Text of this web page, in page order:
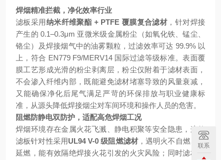
焊烟精准拦截，净化效率行业
滤板采用纳米纤维聚酯 + PTFE 覆膜复合滤材 ，针对焊接
产生的 0.1–0.3μm 亚微米级金属粉尘（如氧化铁、锰尘、
铬尘）及焊接烟气中的油雾颗粒，过滤效率可达 99.9% 以
上，符合 EN779 F9/MERV14 国际过滤等级标准。表面覆
膜工艺形成光滑的粉尘剥离层，粉尘仅附着于滤材表面，
不会渗入纤维内部，既能避免滤材堵塞导致的风量衰减，
又能确保净化后尾气满足严苛的环保排放与职业健康标
准，从源头降低焊接烟尘对车间环境和操作人员的危害。
阻燃防静电双防护，适配高危焊烟工况
焊烟环境存在金属火花飞溅、静电积聚等安全隐患，这款
滤板针对性采用UL94 V-0 级阻燃滤材，遇明火不自燃、不
延燃，能有效隔绝焊接火花引发的火灾风险；同时滤材中
联系